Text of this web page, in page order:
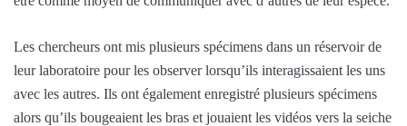
Les chercheurs ont mis plusieurs spécimens dans un réservoir de
leur laboratoire pour les observer lorsqu’ils interagissaient les uns
avec les autres. Ils ont également enregistré plusieurs spécimens
alors qu’ils bougeaient les bras et jouaient les vidéos vers la seiche